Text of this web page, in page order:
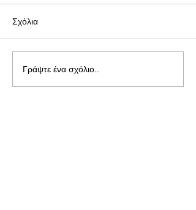
Σχόλια
Γράψτε ένα σχόλιο...